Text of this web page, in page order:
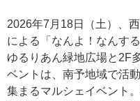
2026年7月18日（土）、
による「なんよ！なんす
ゆるりあん緑地広場と2F
ベントは、南予地域で活
集まるマルシェイベント。